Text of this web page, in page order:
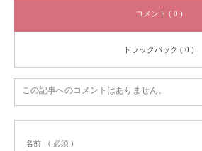
コメント ( 0 )
トラックバック ( 0 )
この記事へのコメントはありません。
名前 ( 必須 )